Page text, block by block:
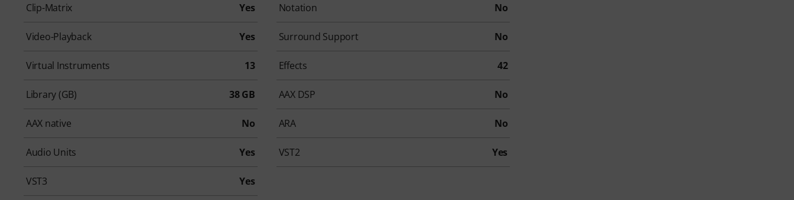
Clip-Matrix Yes Notation No
Video-Playback Yes Surround Support No
Virtual Instruments 13 Effects 42
Library (GB) 38 GB AAX DSP No
AAX native No ARA No
Audio Units Yes VST2 Yes
VST3 Yes